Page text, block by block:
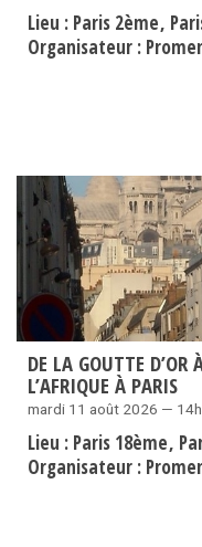
Lieu : Paris 2ème
Organisateur :
DE LA GOUTTE D’OR
L’AFRIQUE À PARIS
mardi 11 août 2026 —
Lieu : Paris 18ème
Organisateur :